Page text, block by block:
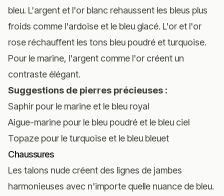
bleu. L'argent et l'or blanc rehaussent les bleus plus
froids comme l'ardoise et le bleu glacé. L'or et l'or
rose réchauffent les tons bleu poudré et turquoise.
Pour le marine, l'argent comme l'or créent un
contraste élégant.
Suggestions de pierres précieuses :
Saphir pour le marine et le bleu royal
Aigue-marine pour le bleu poudré et le bleu ciel
Topaze pour le turquoise et le bleu bleuet
Chaussures
Les talons nude créent des lignes de jambes
harmonieuses avec n'importe quelle nuance de bleu.